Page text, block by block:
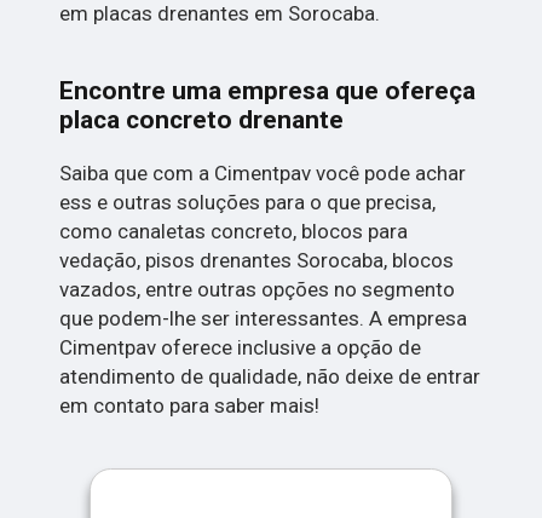
em placas drenantes em Sorocaba.
Encontre uma empresa que ofereça
placa concreto drenante
Saiba que com a Cimentpav você pode achar
ess e outras soluções para o que precisa,
como canaletas concreto, blocos para
vedação, pisos drenantes Sorocaba, blocos
vazados, entre outras opções no segmento
que podem-lhe ser interessantes. A empresa
Cimentpav oferece inclusive a opção de
atendimento de qualidade, não deixe de entrar
em contato para saber mais!